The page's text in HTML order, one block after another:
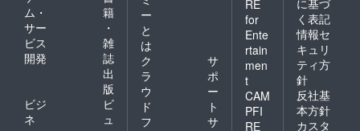
「クラ
ファン
ディン
グ支援
者」で
ある旨
をお伝
えくだ
さい。
ム・
サー
ビス
開発
籍
・
雑
誌
出
版
ビジ
ネ
ビ
ュ
ー
と
は
ク
ラ
ウ
ド
フ
サ
ポ
ー
ト
サ
RE
for
Ente
rtain
men
t
CAM
PFI
RE
に基づ
く表記
情報セ
キュリ
ティ方
針
反社基
本方針
カスタ